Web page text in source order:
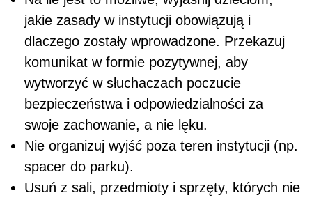
jakie zasady w instytucji obowiązują i
dlaczego zostały wprowadzone. Przekazuj
komunikat w formie pozytywnej, aby
wytworzyć w słuchaczach poczucie
bezpieczeństwa i odpowiedzialności za
swoje zachowanie, a nie lęku.
Nie organizuj wyjść poza teren instytucji (np.
spacer do parku).
Usuń z sali, przedmioty i sprzęty, których nie